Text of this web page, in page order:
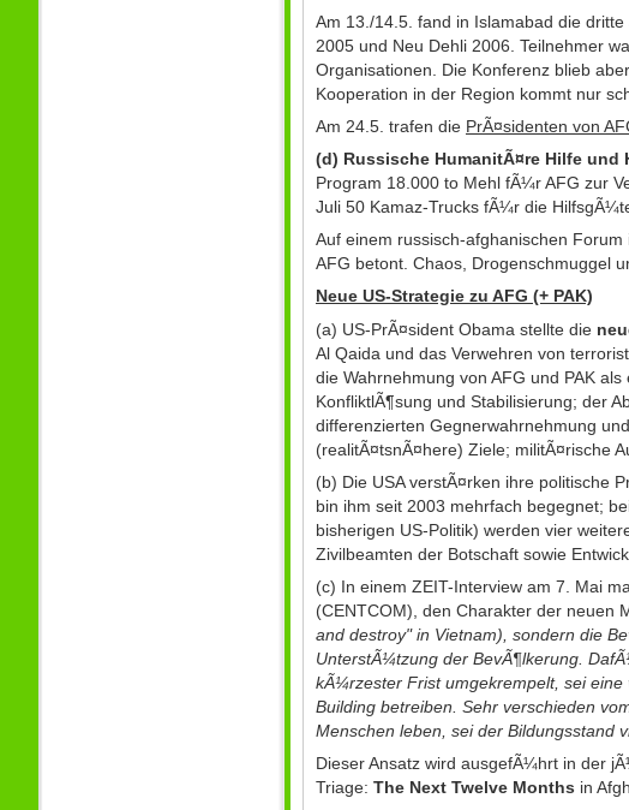
Am 13./14.5. fand in Islamabad die dritte
2005 und Neu Dehli 2006. Teilnehmer
Organisationen. Die Konferenz blieb
Kooperation in der Region kommt nur
Am 24.5. trafen die PrÃ¤sidenten von
(d) Russische HumanitÃ¤re Hilfe und
Program 18.000 to Mehl fÃ¼r AFG zur
Juli 50 Kamaz-Trucks fÃ¼r die
Auf einem russisch-afghanischen
AFG betont. Chaos, Drogenschmuggel
Neue US-Strategie zu AFG (+ PAK)
(a) US-PrÃ¤sident Obama stellte die
Al Qaida und das Verwehren von
die Wahrnehmung von AFG und PAK
KonfliktlÃ¶sung und Stabilisierung; der
differenzierten Gegnerwahrnehmung
(realitÃ¤tsnÃ¤here) Ziele; militÃ¤rische
(b) Die USA verstÃ¤rken ihre politische
bin ihm seit 2003 mehrfach begegnet;
bisherigen US-Politik) werden vier
Zivilbeamten der Botschaft sowie
(c) In einem ZEIT-Interview am 7. Mai
(CENTCOM), den Charakter der neuen
and destroy" in Vietnam), sondern die
UnterstÃ¼tzung der BevÃ¶lkerung.
kÃ¼rzester Frist umgekrempelt, sei eine
Building betreiben. Sehr verschieden
Menschen leben, sei der Bildungsstand
Dieser Ansatz wird ausgefÃ¼hrt in der
Triage: The Next Twelve Months in